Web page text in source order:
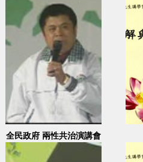
全民政府 兩性共治演講會
單機 2 2000.03.10